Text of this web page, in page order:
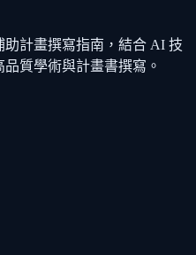
計畫撰寫指南，結合 AI 技
質學術與計畫書撰寫。